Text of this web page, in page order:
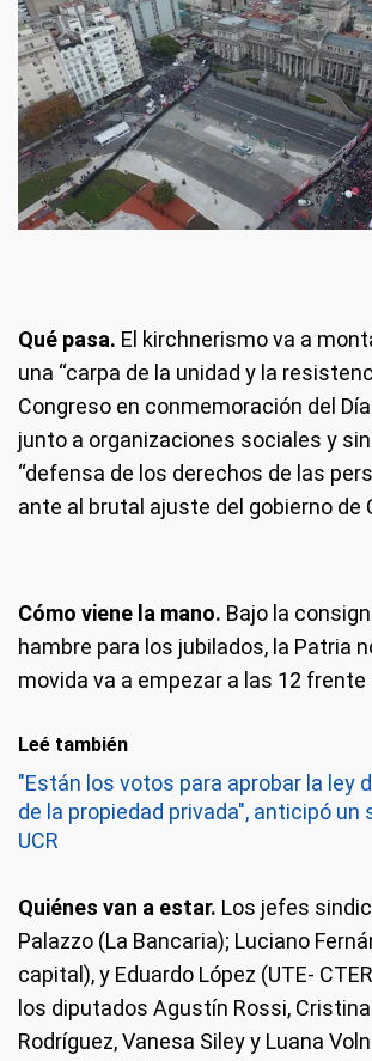
Qué pasa. El kirchnerismo va a
una “carpa de la unidad y la
Congreso en conmemoración del
junto a organizaciones sociales y
“defensa de los derechos de las
ante al brutal ajuste del gobierno de
Cómo viene la mano. Bajo la
hambre para los jubilados, la Patria
movida va a empezar a las 12 frente
Leé también
"Están los votos para aprobar la ley
de la propiedad privada", anticipó un
UCR
Quiénes van a estar. Los jefes
Palazzo (La Bancaria); Luciano
capital), y Eduardo López (UTE-
los diputados Agustín Rossi,
Rodríguez, Vanesa Siley y Luana